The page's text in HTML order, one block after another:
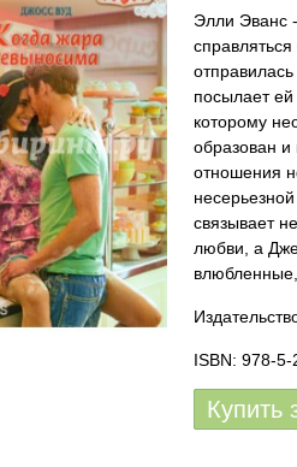
Элли Эванс
посылает
которому
образован
отношения
связывает
любви, а
влюбленные,
ISBN: 978-
Купить